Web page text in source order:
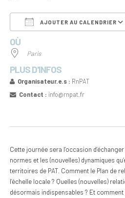
AJOUTER AU CALENDRIER
OÙ
Paris
PLUS D'INFOS
Organisateur.e.s : RnPAT
Contact : info@rnpat.fr
Cette journée sera l’occasion
normes et les (nouvelles) dynamiques
territoires de PAT. Comment le Plan de
l’échelle locale ? Quelles (nouvelles)
désormais indispensables ? Et comment